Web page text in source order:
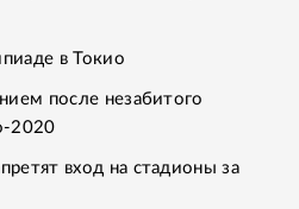
в Токио
после незабитого
2020
вход на стадионы за